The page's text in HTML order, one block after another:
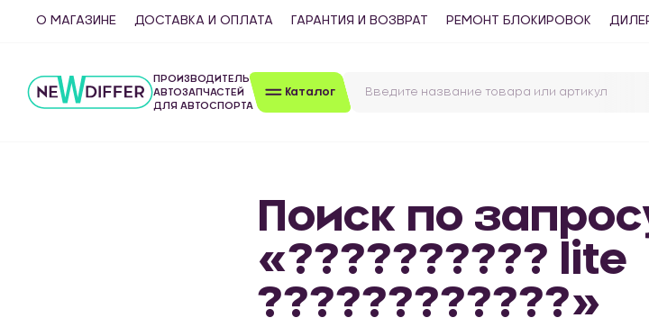
О МАГАЗИНЕ ДОСТАВКА И ОПЛАТА ГАРАНТИЯ И ВОЗВРАТ РЕМОНТ БЛОКИРОВОК
ПРОИЗВОДИТЕЛЬ
АВТОЗАПЧАСТЕЙ
ДЛЯ АВТОСПОРТА
Каталог
Поиск по
«?????????? lite
????????????»